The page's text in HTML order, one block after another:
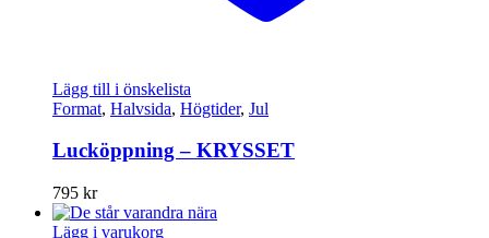
Lägg till i önskelista
Format, Halvsida, Högtider, Jul
Lucköppning – KRYSSET
795 kr
Lägg i varukorg